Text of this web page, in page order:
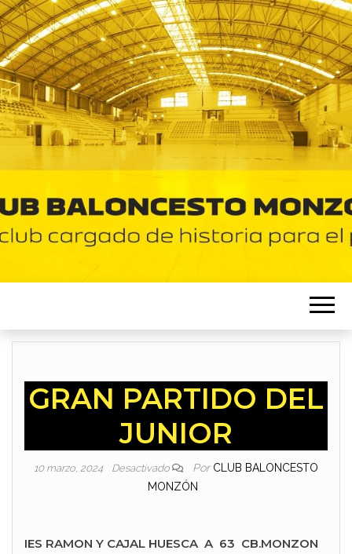
GRAN PARTIDO DEL
JUNIOR
10 marzo, 2024 Desactivado Por CLUB BALONCESTO
MONZÓN
IES RAMON Y CAJAL HUESCA A 63 CB.MONZON